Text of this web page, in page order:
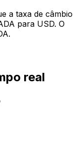
a taxa de câmbio
para USD. O
real